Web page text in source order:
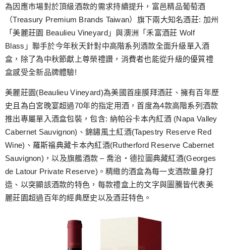
跳
要
內
容
為因應市場對於頂級酒款的需求持續提升，富邑精品葡萄酒
（Treasury Premium Brands Taiwan）旗下兩大知名酒莊: 加州
「美麗莊園 Beaulieu Vineyard」與澳洲「禾富酒莊 Wolf
Blass」聯手於今年秋天針對中高階系列酒款全面升級單入酒
盒，除了為中秋節獻上尊榮禮讚，消費者也能從升級的優質禮
盒感受全新品牌體驗!
美麗莊園(Beaulieu Vineyard)為美國首座膜拜酒莊、擁有百年歷
史且為白宮晚宴超過70年的指定用酒，首度為4款高階系列酒款
推出專屬單入酒盒包裝，包含: 納帕谷卡本內紅酒 (Napa Valley
Cabernet Sauvignon)、錦鏽風土紅酒(Tapestry Reserve Red
Wine)、羅斯福典藏卡本內紅酒(Rutherford Reserve Cabernet
Sauvignon)，以及旗艦酒款 – 喬治‧德拉圖典藏紅酒(Georges
de Latour Private Reserve)。精緻的酒盒為每一支酒款量身打
造、以突顯該酒款的特色，每款禮盒上的文字與圖騰皆代表美
麗莊園超過百年的經典歷史以及酒莊特色。